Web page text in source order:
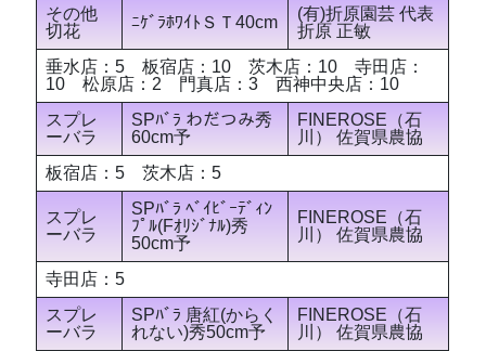
その他
切花
ﾆｹﾞﾗﾎﾜｲﾄＳＴ40cm
(有)折原園芸 代表
折原 正敏
垂水店：5 板宿店：10 茨木店：10 寺田店：
10 松原店：2 門真店：3 西神中央店：10
スプレ
ーバラ
SPﾊﾞﾗ わだつみ秀
60cm予
FINEROSE（石
川） 佐賀県農協
板宿店：5 茨木店：5
スプレ
ーバラ
SPﾊﾞﾗ ﾍﾞｲﾋﾞｰﾃﾞｨﾝ
ﾌﾟﾙ(Fｵﾘｼﾞﾅﾙ)秀
50cm予
FINEROSE（石
川） 佐賀県農協
寺田店：5
スプレ
ーバラ
SPﾊﾞﾗ 唐紅(からく
れない)秀50cm予
FINEROSE（石
川） 佐賀県農協